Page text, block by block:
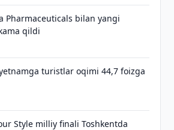
Pharmaceuticals bilan yangi
qildi
turistlar oqimi 44,7 foizga
Style milliy finali Toshkentda